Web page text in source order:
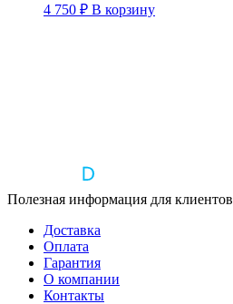
4 750 ₽ В корзину
Полезная информация для клиентов
Доставка
Оплата
Гарантия
О компании
Контакты